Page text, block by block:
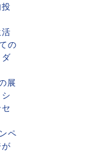
の
展
ペ